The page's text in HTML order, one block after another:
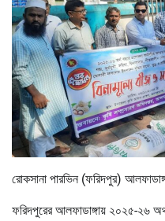
রোকসানা পারভিন (ফরিদপুর)
ফরিদপুরের আলফাডাঙ্গায় ২০২৫-২৬